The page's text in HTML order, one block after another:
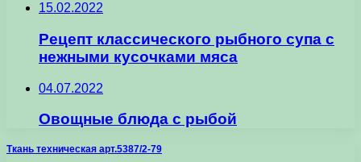
15.02.2022
Рецепт классического рыбного супа с
нежными кусочками мяса
04.07.2022
Овощные блюда с рыбой
Ткань техническая арт.5387/2-79